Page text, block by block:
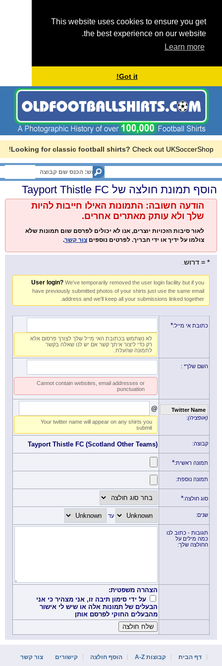
This website uses cookies to ensure you get
the best experience on our website.
Learn more
Got it!
Looking for classic football shirts? Check out UKSoccerShop!
הוסף תמונת חולצה של Tayport Thistle FC
הודעה חשובה: התמונות האילו חייבות להיות
שלך ולא עותק מאתרים אחרים.
לאור סיבות הזכויות יוצרים, אנו לא יכולים לפרסם שום תמונות שלא
צולמו על ידיך או ידי חבריך. לפרטים נוספים צור קשר.
* = דרוש.
User login? We've temporarily removed the user login facility but if you
have previously submitted photos of your shirts just use the same email
address and we'll keep all your submissions linked together.
כתובת אי מייל:*
לא נשתמש בכתובת האי מייל שלך לצורך פרסום אלא
רק כדי ליצור איתך קשר אם יש לנו שאלה בקשר
לתמונה שהעלת.
השם שלך* :
Cannot contain websites, email addresses or
punctuation
Twitter Name
(אופציה):
@
Your twitter name will appear on any shirts you
submit
קבוצה: Tayport Thistle FC (Scotland Other Teams)
תמונה ראשית:*
תמונה נוספת:
סוג חולצה:*
שנים: עד
תגובות - כתוב לנו
כמה מילים על
החולצה שלך:
הצהרה משפטית:
על ידי סימון תיבה זו, אני מצהיר כי אני
הבעלים של תמונות אלה או שיש לי אישור
מהבעלים החוקי לפרסם אותן
דף הבית קבוצות A-Z הוסף חולצה קישורים צור קשר